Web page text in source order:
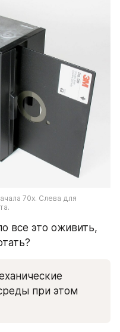
70х. Слева для
все это оживить,
при этом